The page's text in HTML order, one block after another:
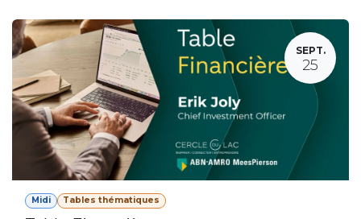
SEPT.
25
Midi Tables thématiques